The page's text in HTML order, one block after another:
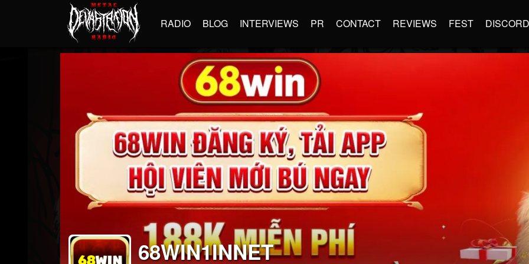
RADIO BLOG INTERVIEWS PR CONTACT REVIEWS FEST DISCORD
68WIN1INNET